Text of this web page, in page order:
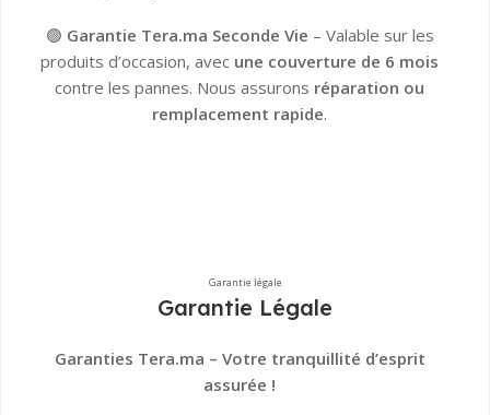
🟢 Garantie Tera.ma Seconde Vie – Valable sur les
produits d’occasion, avec une couverture de 6 mois
contre les pannes. Nous assurons réparation ou
remplacement rapide.
👉Tous les détails ici
Garantie légale
Garantie Légale
Garanties Tera.ma – Votre tranquillité d’esprit
assurée !